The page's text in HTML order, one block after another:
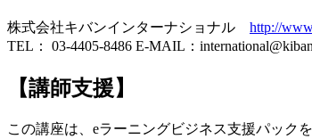
株式会社キバンインターナショナル http://
TEL： 03-4405-8486 E-MAIL：
【講師支援】
この講座は、eラーニングビジネス支援パック